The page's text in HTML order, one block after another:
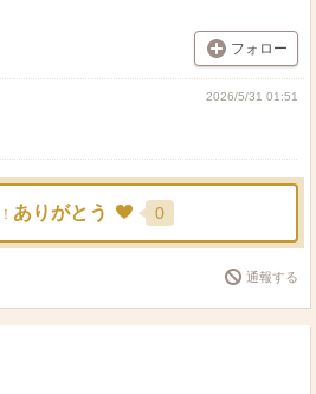
フォロー
2026/5/31 01:51
ありがとう 0
通報する